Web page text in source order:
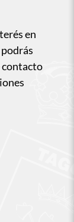
en
contacto